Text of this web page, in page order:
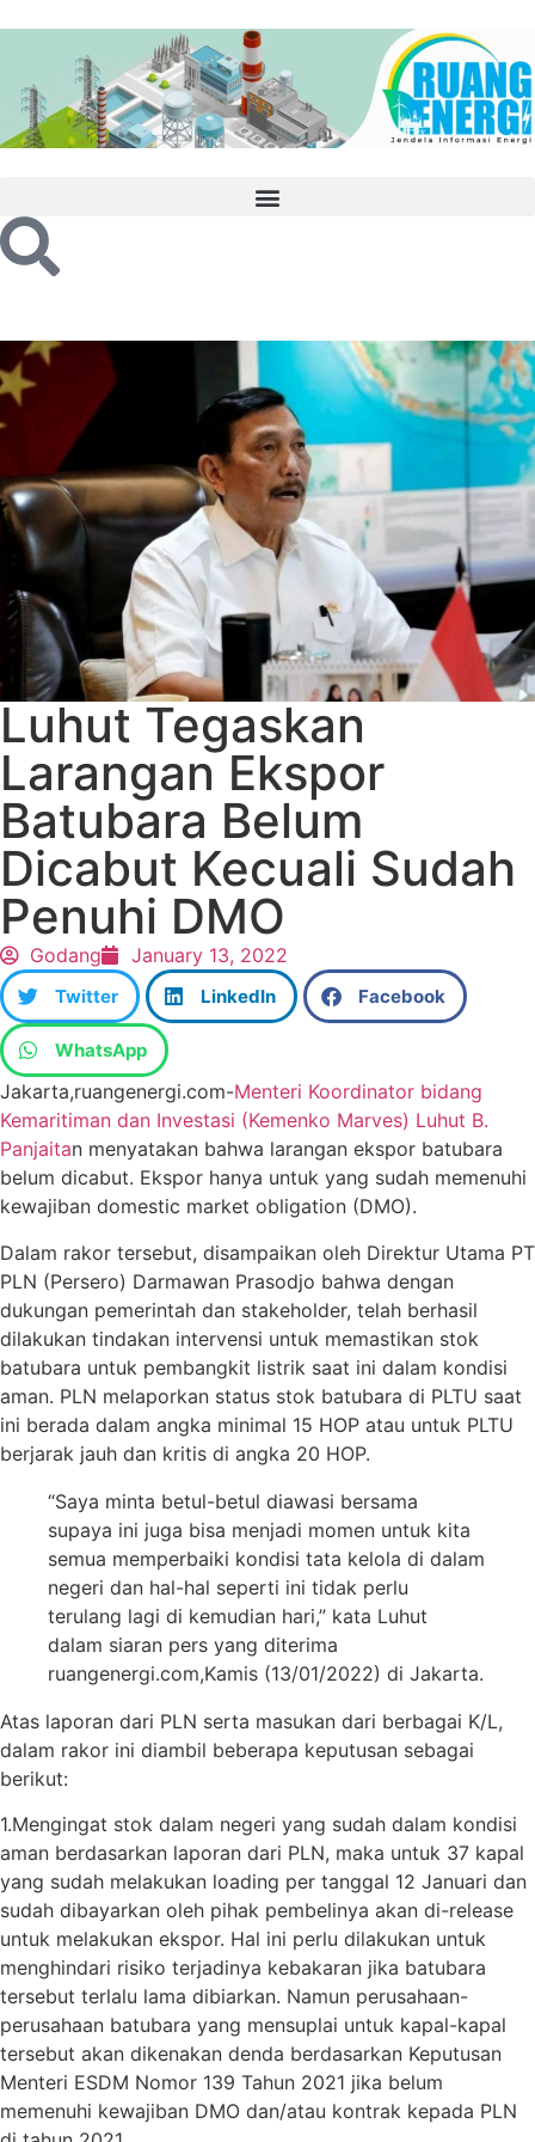
Luhut Tegaskan
Larangan Ekspor
Batubara Belum
Dicabut Kecuali Sudah
Penuhi DMO
Godang January 13, 2022
Twitter LinkedIn Facebook
WhatsApp
Jakarta,ruangenergi.com-Menteri Koordinator bidang
Kemaritiman dan Investasi (Kemenko Marves) Luhut B.
Panjaitan menyatakan bahwa larangan ekspor batubara
belum dicabut. Ekspor hanya untuk yang sudah memenuhi
kewajiban domestic market obligation (DMO).
Dalam rakor tersebut, disampaikan oleh Direktur Utama PT
PLN (Persero) Darmawan Prasodjo bahwa dengan
dukungan pemerintah dan stakeholder, telah berhasil
dilakukan tindakan intervensi untuk memastikan stok
batubara untuk pembangkit listrik saat ini dalam kondisi
aman. PLN melaporkan status stok batubara di PLTU saat
ini berada dalam angka minimal 15 HOP atau untuk PLTU
berjarak jauh dan kritis di angka 20 HOP.
“Saya minta betul-betul diawasi bersama
supaya ini juga bisa menjadi momen untuk kita
semua memperbaiki kondisi tata kelola di dalam
negeri dan hal-hal seperti ini tidak perlu
terulang lagi di kemudian hari,” kata Luhut
dalam siaran pers yang diterima
ruangenergi.com,Kamis (13/01/2022) di Jakarta.
Atas laporan dari PLN serta masukan dari berbagai K/L,
dalam rakor ini diambil beberapa keputusan sebagai
berikut:
1.Mengingat stok dalam negeri yang sudah dalam kondisi
aman berdasarkan laporan dari PLN, maka untuk 37 kapal
yang sudah melakukan loading per tanggal 12 Januari dan
sudah dibayarkan oleh pihak pembelinya akan di-release
untuk melakukan ekspor. Hal ini perlu dilakukan untuk
menghindari risiko terjadinya kebakaran jika batubara
tersebut terlalu lama dibiarkan. Namun perusahaan-
perusahaan batubara yang mensuplai untuk kapal-kapal
tersebut akan dikenakan denda berdasarkan Keputusan
Menteri ESDM Nomor 139 Tahun 2021 jika belum
memenuhi kewajiban DMO dan/atau kontrak kepada PLN